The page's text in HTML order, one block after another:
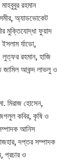
রহমান
অ্যাডভোকেট
মুক্তিযোদ্ধা ফুয়াদ
র্যাডো,
রহমান, হাজি
আকন্দ লাভলু ও
মিরাজ হোসেন,
কবির, কৃষি ও
আনিস
দপ্তর সম্পাদক
প্রচার ও